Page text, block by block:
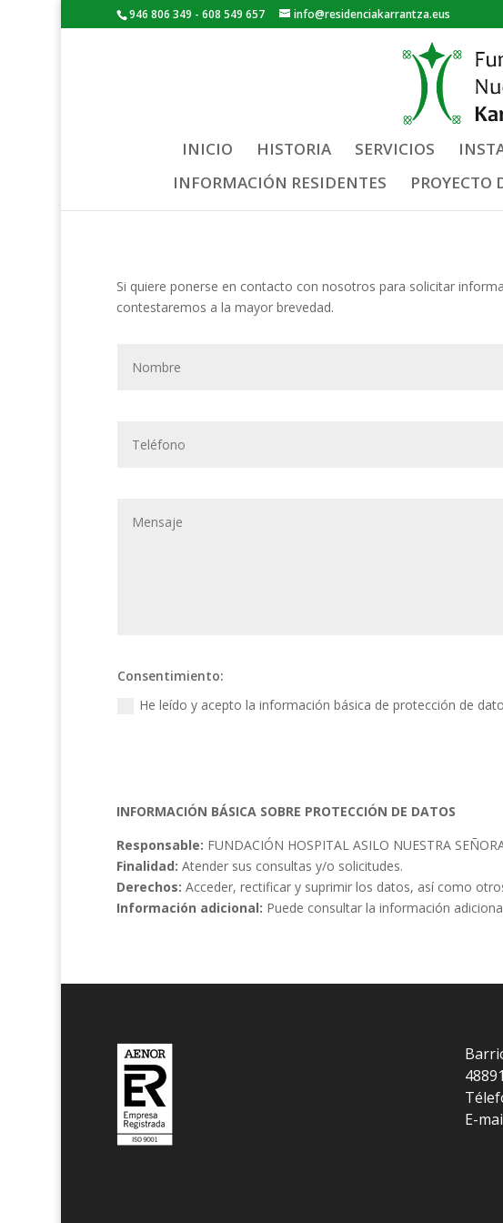
946 806 349 - 608 549 657 info@residenciakarrantza.eus
INICIO HISTORIA SERVICIOS
INFORMACIÓN RESIDENTES
PROYECTO
Si quiere ponerse en contacto con nosotros para solicitar
contestaremos a la mayor brevedad.
Consentimiento:
He leído y acepto la información básica de protección de
INFORMACIÓN BÁSICA SOBRE PROTECCIÓN DE DATOS
Responsable: FUNDACIÓN HOSPITAL ASILO NUESTRA
Finalidad: Atender sus consultas y/o solicitudes.
Derechos: Acceder, rectificar y suprimir los datos, así como
Información adicional: Puede consultar la información
E-